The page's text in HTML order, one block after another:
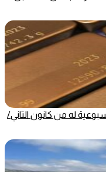
له من كانون الثاني/